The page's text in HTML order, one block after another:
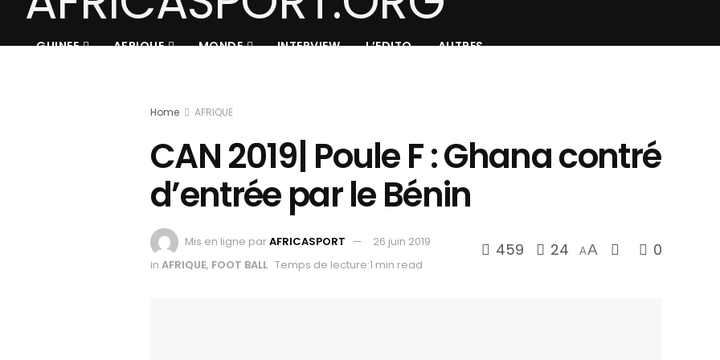
GUINEE AFRIQUE MONDE INTERVIEW L’EDITO AUTRES
Home AFRIQUE
CAN 2019| Poule F : Ghana contré
d’entrée par le Bénin
Mis en ligne parAFRICASPORT
26 juin 2019
in AFRIQUE, FOOT BALL Temps de lecture:1 min read
459 24 AA 0